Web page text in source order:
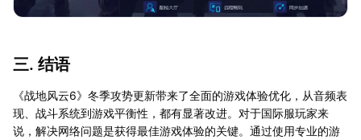
三. 结语
《战地风云6》冬季攻势更新带来了全面的游戏体验优化，从音频表
现、战斗系统到游戏平衡性，都有显著改进。对于国际服玩家来
说，解决网络问题是获得最佳游戏体验的关键。通过使用专业的游